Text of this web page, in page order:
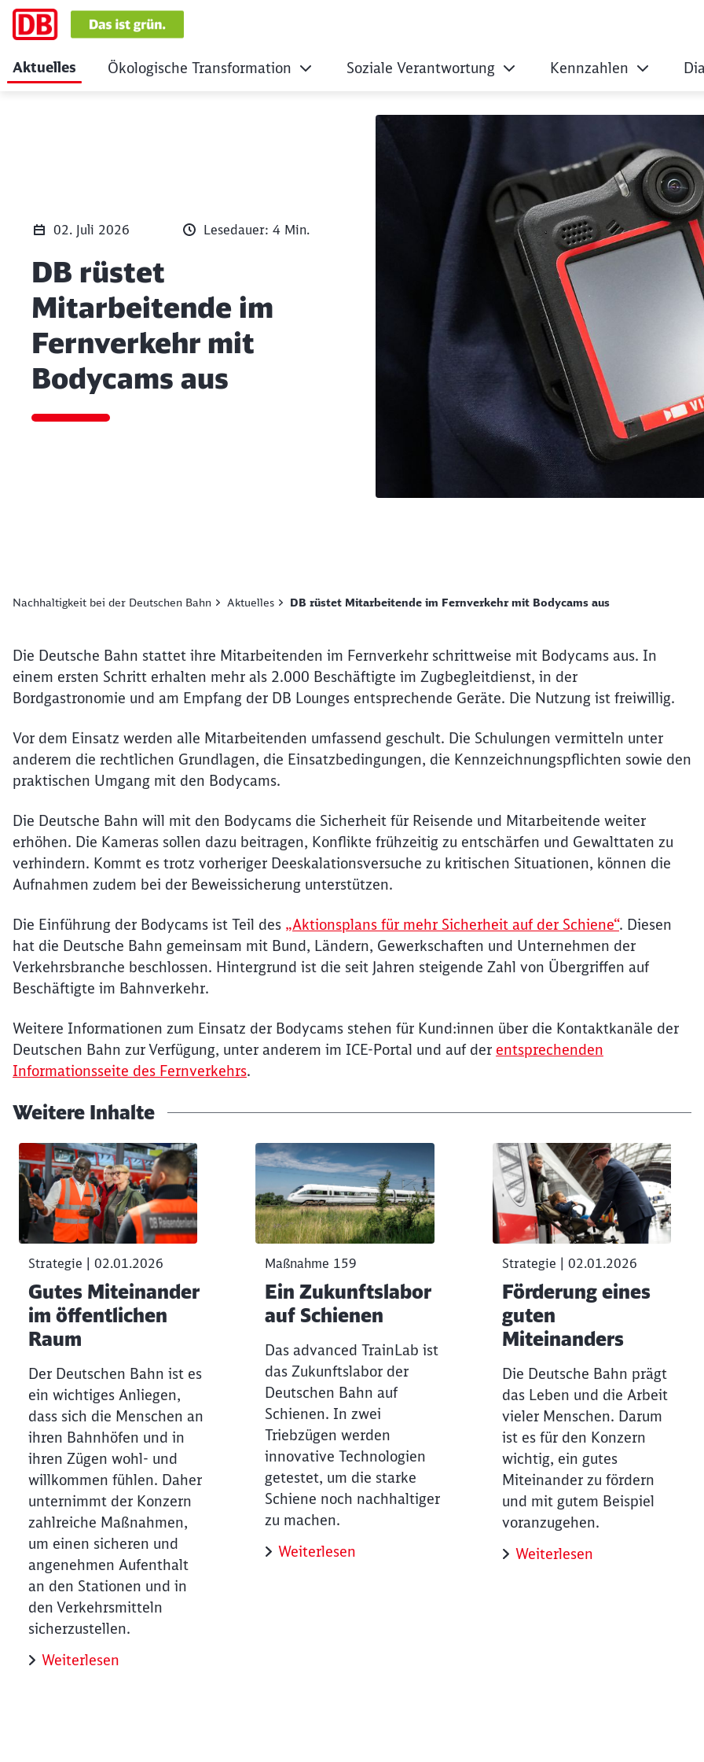
DB rüstet Mitarbeitende im
Aktuelles Ökologische Transformation Soziale Verantwortung Kennzahlen
02. Juli 2026 Lesedauer: 4 Min.
DB rüstet
Mitarbeitende im
Fernverkehr mit
Bodycams aus
Nachhaltigkeit bei der Deutschen Bahn Aktuelles DB rüstet Mitarbeitende im Fernverkehr mit Bodycams aus
02. Juli 2026, 16:28 Uhr
Artikel:
DB rüstet Mitarbeitende im
Die Deutsche Bahn stattet ihre Mitarbeitenden im Fernverkehr schrittweise mit Bodycams aus. In
einem ersten Schritt erhalten mehr als 2.000 Beschäftigte im Zugbegleitdienst, in der
Bordgastronomie und am Empfang der DB Lounges entsprechende Geräte. Die Nutzung ist freiwillig.
Vor dem Einsatz werden alle Mitarbeitenden umfassend geschult. Die Schulungen vermitteln unter
anderem die rechtlichen Grundlagen, die Einsatzbedingungen, die Kennzeichnungspflichten sowie den
praktischen Umgang mit den Bodycams.
Die Deutsche Bahn will mit den Bodycams die Sicherheit für Reisende und Mitarbeitende weiter
erhöhen. Die Kameras sollen dazu beitragen, Konflikte frühzeitig zu entschärfen und Gewalttaten zu
verhindern. Kommt es trotz vorheriger Deeskalationsversuche zu kritischen Situationen, können die
Aufnahmen zudem bei der Beweissicherung unterstützen.
Die Einführung der Bodycams ist Teil des „Aktionsplans für mehr Sicherheit auf der Schiene“. Diesen
hat die Deutsche Bahn gemeinsam mit Bund, Ländern, Gewerkschaften und Unternehmen der
Verkehrsbranche beschlossen. Hintergrund ist die seit Jahren steigende Zahl von Übergriffen auf
Beschäftigte im Bahnverkehr.
Weitere Informationen zum Einsatz der Bodycams stehen für Kund:innen über die Kontaktkanäle der
Deutschen Bahn zur Verfügung, unter anderem im ICE-Portal und auf der entsprechenden
Informationsseite des Fernverkehrs.
Weitere Inhalte
um den folgenden Slider zu überspringen
Strategie | 02.01.2026
Gutes Miteinander
im öffentlichen
Raum
Der Deutschen Bahn ist es
ein wichtiges Anliegen,
dass sich die Menschen an
ihren Bahnhöfen und in
ihren Zügen wohl- und
willkommen fühlen. Daher
unternimmt der Konzern
zahlreiche Maßnahmen,
um einen sicheren und
angenehmen Aufenthalt
an den Stationen und in
den Verkehrsmitteln
sicherzustellen.
Weiterlesen
Maßnahme 159
Ein Zukunftslabor
auf Schienen
Das advanced TrainLab ist
das Zukunftslabor der
Deutschen Bahn auf
Schienen. In zwei
Triebzügen werden
innovative Technologien
getestet, um die starke
Schiene noch nachhaltiger
zu machen.
Weiterlesen
Strategie | 02.01.2026
Förderung eines
guten
Miteinanders
Die Deutsche Bahn prägt
das Leben und die Arbeit
vieler Menschen. Darum
ist es für den Konzern
wichtig, ein gutes
Miteinander zu fördern
und mit gutem Beispiel
voranzugehen.
Weiterlesen
Möchten Sie zuweitergeleitet werden?